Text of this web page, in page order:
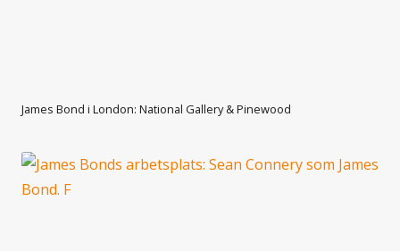
James Bond i London: National Gallery & Pinewood